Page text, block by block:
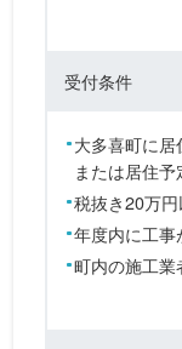
受付条件
大多喜町に
または居住
税抜き20万
年度内に工事
町内の施工業